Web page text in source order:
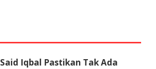
Said Iqbal Pastikan Tak Ada